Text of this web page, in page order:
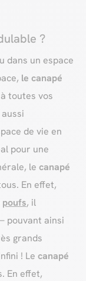
?
dans un espace
le canapé
toutes vos
de vie en
pour une
le canapé
En effet,
poufs, il
pouvant ainsi
grands
! Le canapé
En effet,